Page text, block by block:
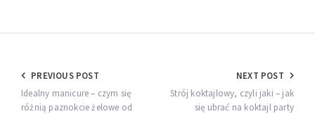
Nawigacja
wpisu
PREVIOUS POST
Idealny manicure – czym się
różnią paznokcie żelowe od
NEXT POST
Strój koktajlowy, czyli jaki – jak
się ubrać na koktajl party